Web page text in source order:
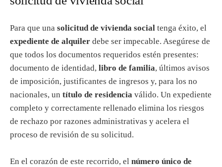
Para que una solicitud de vivienda social tenga éxito, el
expediente de alquiler debe ser impecable. Asegúrese de
que todos los documentos requeridos estén presentes:
documento de identidad, libro de familia, últimos avisos
de imposición, justificantes de ingresos y, para los no
nacionales, un título de residencia válido. Un expediente
completo y correctamente rellenado elimina los riesgos
de rechazo por razones administrativas y acelera el
proceso de revisión de su solicitud.
En el corazón de este recorrido, el número único de